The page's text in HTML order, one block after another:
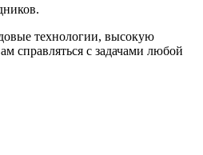
технологии, высокую
справляться с задачами любой